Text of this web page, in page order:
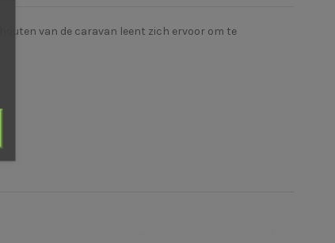
van de caravan leent zich ervoor om te